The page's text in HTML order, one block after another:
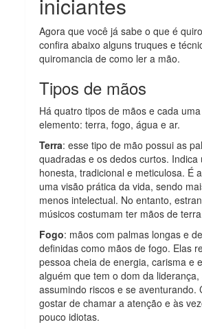
Agora que você já sabe o que é
confira abaixo alguns truques e
quiromancia de como ler a mão.
Tipos de mãos
Há quatro tipos de mãos e cada
elemento: terra, fogo, água e ar.
Terra: esse tipo de mão possui as
quadradas e os dedos curtos. Indica
honesta, tradicional e meticulosa. É
uma visão prática da vida, sendo
menos intelectual. No entanto,
músicos costumam ter mãos de
Fogo: mãos com palmas longas e
definidas como mãos de fogo. Elas
pessoa cheia de energia, carisma e
alguém que tem o dom da
assumindo riscos e se aventurando.
gostar de chamar a atenção e às
pouco idiotas.